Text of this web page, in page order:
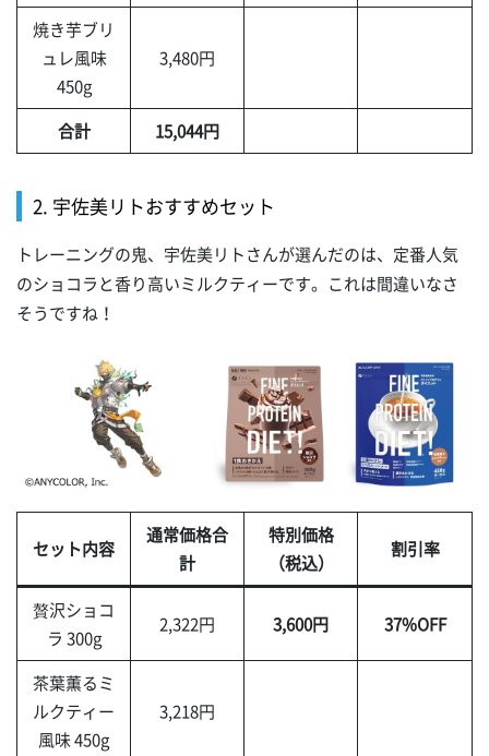
焼き芋ブリ
ュレ風味
450g
3,480円
合計 15,044円
2. 宇佐美リトおすすめセット
トレーニングの鬼、宇佐美リトさんが選んだのは、定番人気
のショコラと香り高いミルクティーです。これは間違いなさ
そうですね！
セット内容
通常価格合
計
特別価格
（税込）
割引率
贅沢ショコ
ラ 300g
2,322円 3,600円 37%OFF
茶葉薫るミ
ルクティー
風味 450g
3,218円